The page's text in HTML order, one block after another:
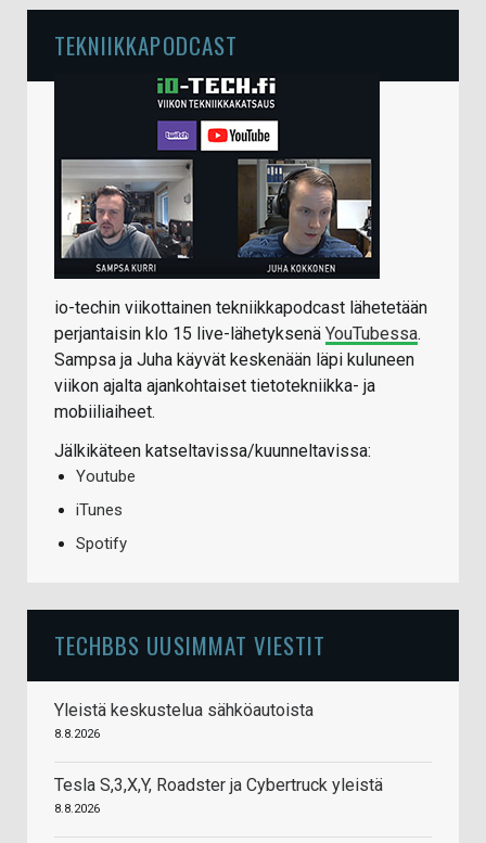
TEKNIIKKAPODCAST
io-techin viikottainen tekniikkapodcast lähetetään
perjantaisin klo 15 live-lähetyksenä YouTubessa.
Sampsa ja Juha käyvät keskenään läpi kuluneen
viikon ajalta ajankohtaiset tietotekniikka- ja
mobiiliaiheet.
Jälkikäteen katseltavissa/kuunneltavissa:
Youtube
iTunes
Spotify
TECHBBS UUSIMMAT VIESTIT
Yleistä keskustelua sähköautoista
8.8.2026
Tesla S,3,X,Y, Roadster ja Cybertruck yleistä
8.8.2026